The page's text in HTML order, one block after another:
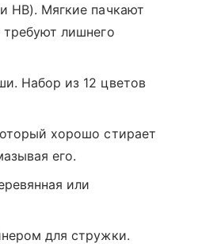
HB). Мягкие пачкают
требуют лишнего
Набор из 12 цветов
хорошо стирает
его.
или
для стружки.